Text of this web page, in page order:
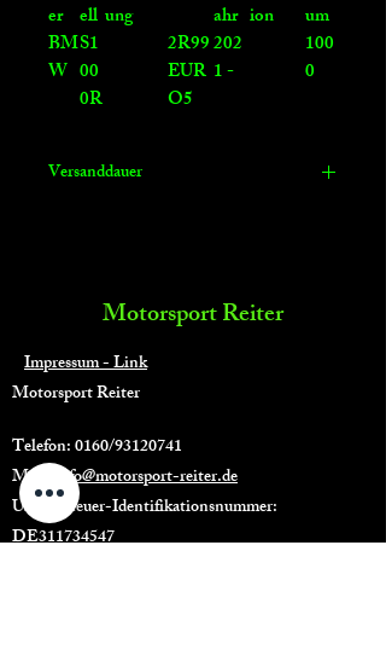
er ell ung
ahr ion
um
BM
W
S1
00
0R
2R99
EUR
O5
202
1 -
100
0
Versanddauer
Motorsport Reiter
Impressum - Link
Motorsport Reiter
Telefon: 0160/93120741
Mail:
info@motorsport-reiter.de
Umsatzsteuer-Identifikationsnummer:
DE311734547